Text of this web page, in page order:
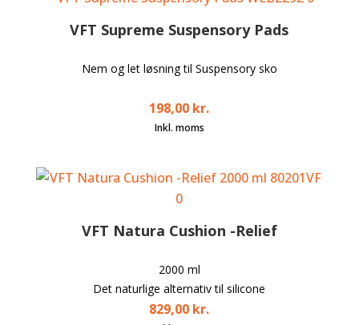
VFT Supreme Suspensory Pads
Nem og let løsning til Suspensory sko
198,00 kr.
VFT Natura Cushion -Relief
2000 ml
Det naturlige alternativ til silicone
829,00 kr.